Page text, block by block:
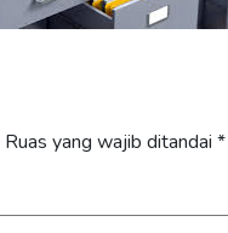
Ruas yang wajib ditandai *